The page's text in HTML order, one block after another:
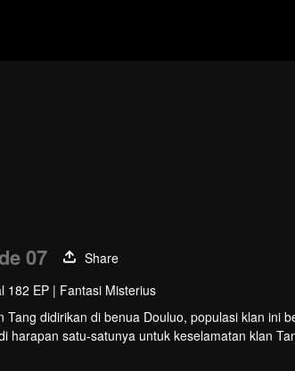
07
Share
182 EP | Fantasi Misterius
Tang didirikan di benua Douluo, populasi klan ini
harapan satu-satunya untuk keselamatan klan